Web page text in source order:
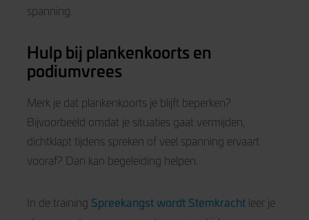
spanning.
Hulp bij plankenkoorts en
podiumvrees
Merk je dat plankenkoorts je blijft beperken?
Bijvoorbeeld omdat je situaties gaat vermijden,
dichtklapt tijdens spreken of veel spanning ervaart
vooraf? Dan kan begeleiding helpen.
In de training Spreekangst wordt Stemkracht leer je